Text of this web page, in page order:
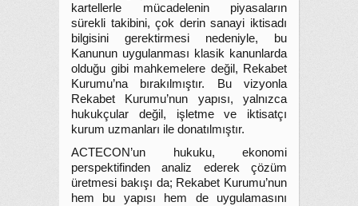
kartellerle mücadelenin piyasaların
sürekli takibini, çok derin sanayi iktisadı
bilgisini gerektirmesi nedeniyle, bu
Kanunun uygulanması klasik kanunlarda
olduğu gibi mahkemelere değil, Rekabet
Kurumu’na bırakılmıştır. Bu vizyonla
Rekabet Kurumu’nun yapısı, yalnızca
hukukçular değil, işletme ve iktisatçı
kurum uzmanları ile donatılmıştır.
ACTECON’un hukuku, ekonomi
perspektifinden analiz ederek çözüm
üretmesi bakışı da; Rekabet Kurumu’nun
hem bu yapısı hem de uygulamasını